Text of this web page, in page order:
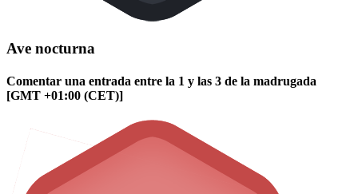
Ave nocturna
Comentar una entrada entre la 1 y las 3 de la madrugada
[GMT +01:00 (CET)]